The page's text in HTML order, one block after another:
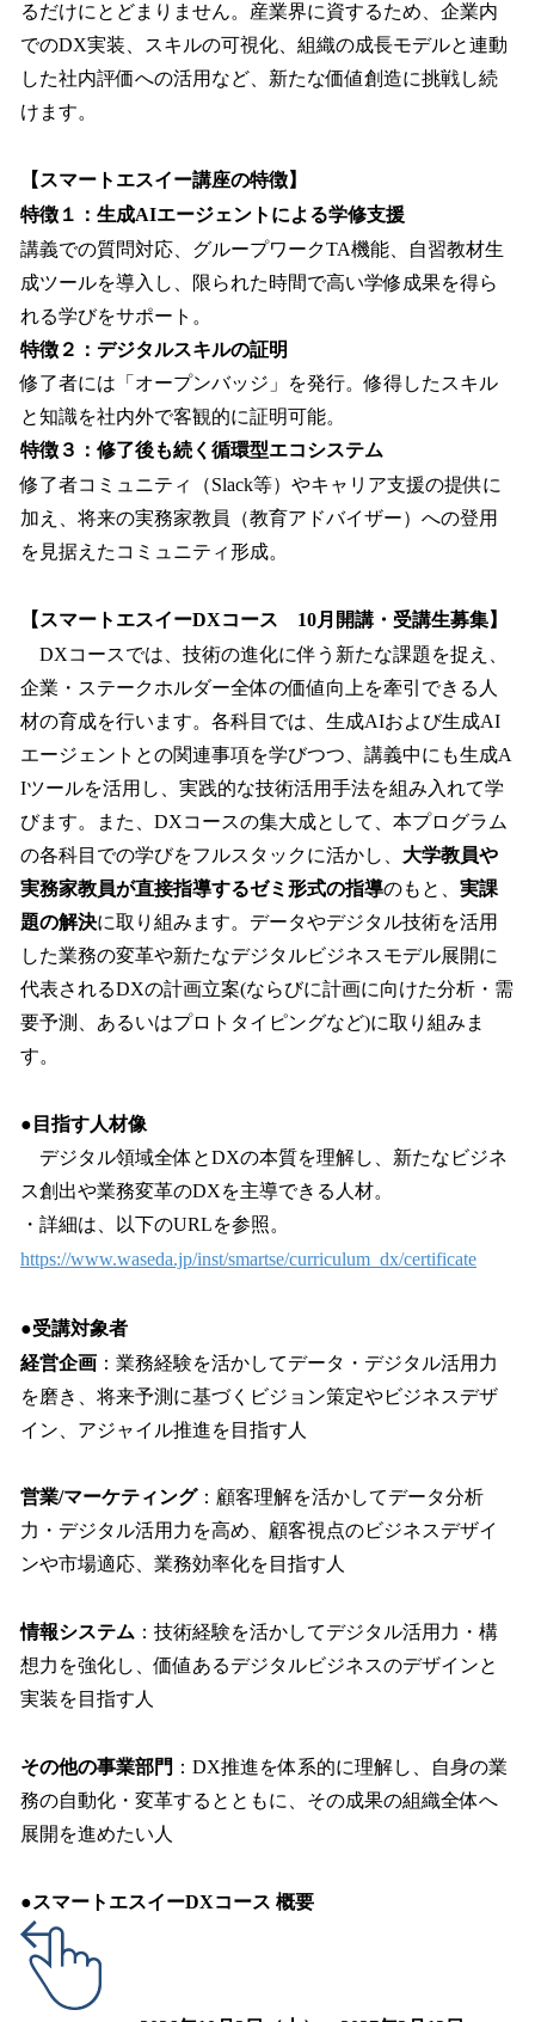
るだけにとどまりません。産業界に資するため、企業内
でのDX実装、スキルの可視化、組織の成長モデルと連動
した社内評価への活用など、新たな価値創造に挑戦し続
けます。
【スマートエスイー講座の特徴】
特徴１：生成AIエージェントによる学修支援
講義での質問対応、グループワークTA機能、自習教材生
成ツールを導入し、限られた時間で高い学修成果を得ら
れる学びをサポート。
特徴２：デジタルスキルの証明
修了者には「オープンバッジ」を発行。修得したスキル
と知識を社内外で客観的に証明可能。
特徴３：修了後も続く循環型エコシステム
修了者コミュニティ（Slack等）やキャリア支援の提供に
加え、将来の実務家教員（教育アドバイザー）への登用
を見据えたコミュニティ形成。
【スマートエスイーDXコース 10月開講・受講生募集】
DXコースでは、技術の進化に伴う新たな課題を捉え、
企業・ステークホルダー全体の価値向上を牽引できる人
材の育成を行います。各科目では、生成AIおよび生成AI
エージェントとの関連事項を学びつつ、講義中にも生成A
Iツールを活用し、実践的な技術活用手法を組み入れて学
びます。また、DXコースの集大成として、本プログラム
の各科目での学びをフルスタックに活かし、 大学教員や
実務家教員が直接指導するゼミ形式の指導のもと、 実課
題の解決に取り組みます。データやデジタル技術を活用
した業務の変革や新たなデジタルビジネスモデル展開に
代表されるDXの計画立案(ならびに計画に向けた分析・需
要予測、あるいはプロトタイピングなど)に取り組みま
す。
● 目指す人材像
デジタル領域全体とDXの本質を理解し、新たなビジネ
ス創出や業務変革のDXを主導できる人材。
・詳細は、以下のURLを参照。
https://www.waseda.jp/inst/smartse/curriculum_dx/certificate
●受講対象者
経営企画 ：業務経験を活かしてデータ・デジタル活用力
を磨き、将来予測に基づくビジョン策定やビジネスデザ
イン、アジャイル推進を目指す人
営業/マーケティング：顧客理解を活かしてデータ分析
力・デジタル活用力を高め、顧客視点のビジネスデザイ
ンや市場適応、業務効率化を目指す人
情報システム ：技術経験を活かしてデジタル活用力・構
想力を強化し、価値あるデジタルビジネスのデザインと
実装を目指す人
その他の事業部門 ：DX推進を体系的に理解し、自身の業
務の自動化・変革するとともに、その成果の組織全体へ
展開を進めたい人
●スマートエスイーDXコース 概要